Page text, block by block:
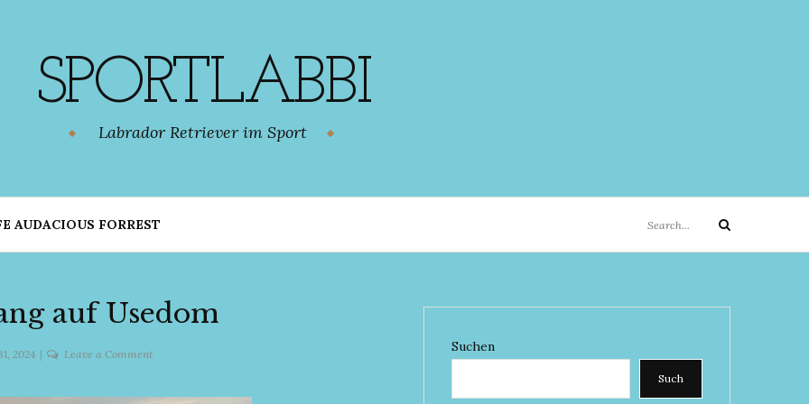
SPORTLABBI
Labrador Retriever im Sport
AUDACIOUS FORREST
for:
Search
auf Usedom
2024 Leave a Commenton
Suchen
Such